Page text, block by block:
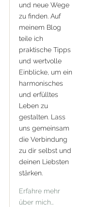
und neue Wege
zu finden. Auf
meinem Blog
teile ich
praktische Tipps
und wertvolle
Einblicke, um ein
harmonisches
und erfülltes
Leben zu
gestalten. Lass
uns gemeinsam
die Verbindung
zu dir selbst und
deinen Liebsten
stärken.
Erfahre mehr
über mich…